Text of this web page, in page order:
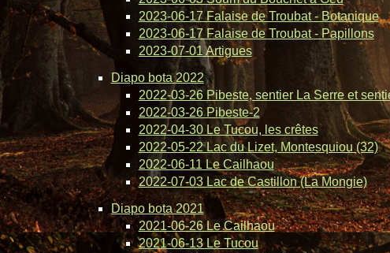
2023-06-17 Falaise de Troubat - Botanique
2023-06-17 Falaise de Troubat - Papillons
2023-07-01 Artigues
Diapo bota 2022
2022-03-26 Pibeste, sentier La Serre et
2022-03-26 Pibeste-2
2022-04-30 Le Tucou, les crêtes
2022-05-22 Lac du Lizet, Montesquiou (32)
2022-06-11 Le Cailhaou
2022-07-03 Lac de Castillon (La Mongie)
Diapo bota 2021
2021-06-26 Le Cailhaou
2021-06-13 Le Tucou